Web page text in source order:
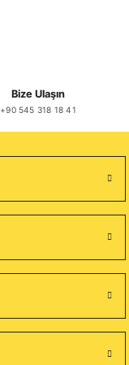
Bize Ulaşın
+90 545 318 18 41